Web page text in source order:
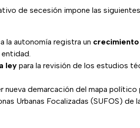
de secesión impone las
la autonomía registra un
ley para la revisión de los estudios
nueva demarcación del mapa
Urbanas Focalizadas (SUFOS) de